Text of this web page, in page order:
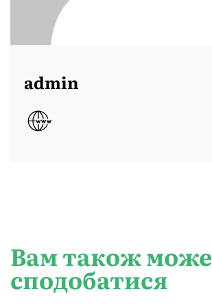
admin
Вам також може
сподобатися